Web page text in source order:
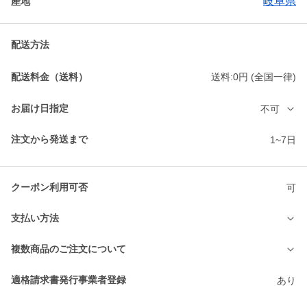
配送方法
配送料金（送料） 送料:0円 (全国一律)
お届け日指定 不可
注文から発送まで 1~7日
クーポン利用可否 可
支払い方法
複数商品のご注文について
適格請求書発行事業者登録 あり